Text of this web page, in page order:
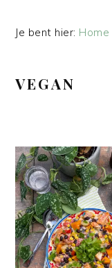
Je bent hier: Home
VEGAN